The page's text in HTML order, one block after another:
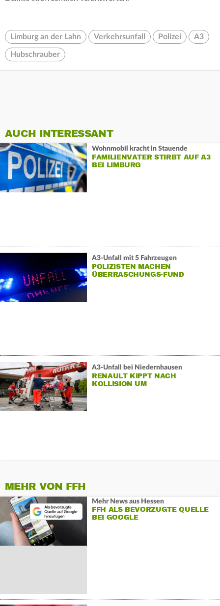
Limburg an der Lahn Verkehrsunfall Polizei A3
Hubschrauber
AUCH INTERESSANT
Wohnmobil kracht in Stauende
FAMILIENVATER STIRBT AUF A3
BEI LIMBURG
A3-Unfall mit 5 Fahrzeugen
POLIZISTEN MACHEN
ÜBERRASCHUNGS-FUND
A3-Unfall bei Niedernhausen
RENAULT KIPPT NACH
KOLLISION UM
MEHR VON FFH
Mehr News aus Hessen
FFH ALS BEVORZUGTE QUELLE
BEI GOOGLE